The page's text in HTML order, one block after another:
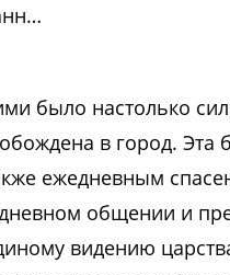
было настолько
в город. Эта
ежедневным
общении и
видению